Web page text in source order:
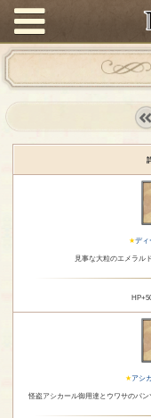
ディ
見事な大粒のエメラル
アシ
怪盗アシカール御用達とウワサのパ